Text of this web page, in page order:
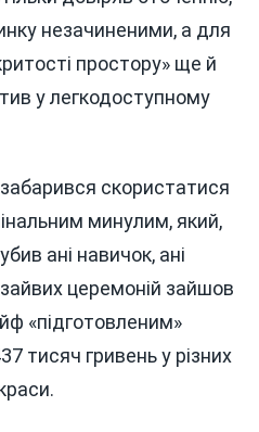
незачиненими, а для
простору» ще й
у легкодоступному
скористатися
минулим, який,
ані навичок, ані
церемоній зайшов
«підготовленим»
тисяч гривень у різних